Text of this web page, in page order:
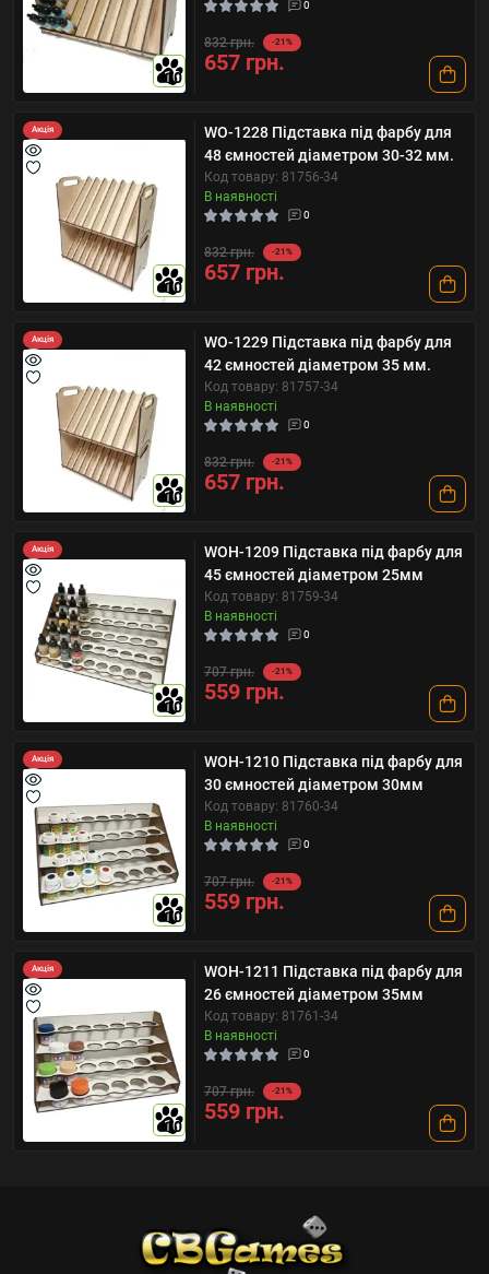
10
0
832 грн. -21%
657 грн.
Акція
10
WO-1228 Підставка під фарбу для
48 ємностей діаметром 30-32 мм.
Код товару: 81756-34
В наявності
0
832 грн. -21%
657 грн.
Акція
10
WO-1229 Підставка під фарбу для
42 ємностей діаметром 35 мм.
Код товару: 81757-34
В наявності
0
832 грн. -21%
657 грн.
Акція
10
WOH-1209 Підставка під фарбу для
45 ємностей діаметром 25мм
Код товару: 81759-34
В наявності
0
707 грн. -21%
559 грн.
Акція
10
WOH-1210 Підставка під фарбу для
30 ємностей діаметром 30мм
Код товару: 81760-34
В наявності
0
707 грн. -21%
559 грн.
Акція
10
WOH-1211 Підставка під фарбу для
26 ємностей діаметром 35мм
Код товару: 81761-34
В наявності
0
707 грн. -21%
559 грн.